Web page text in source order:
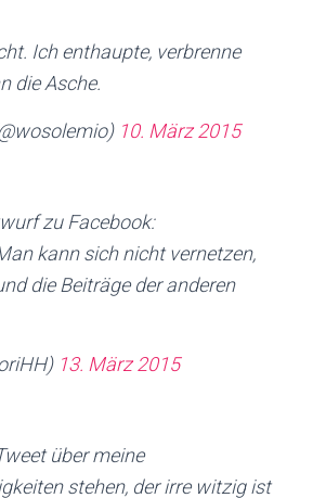
Ich enthaupte, verbrenne
die Asche.
10. März 2015
zu Facebook:
kann sich nicht vernetzen,
die Beiträge der anderen
13. März 2015
über meine
stehen, der irre witzig ist